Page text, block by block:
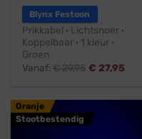
Blynx Festoon
Prikkabel · Lichtsnoer ·
Koppelbaar · 1 kleur ·
Groen
Vanaf:€29,95 € 27,95
Oranje
Stootbestendig